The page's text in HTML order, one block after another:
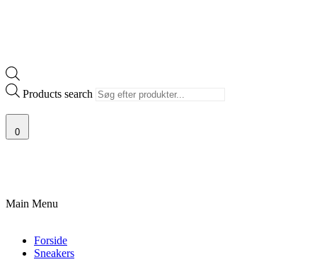
Products search
0
Main Menu
Forside
Sneakers